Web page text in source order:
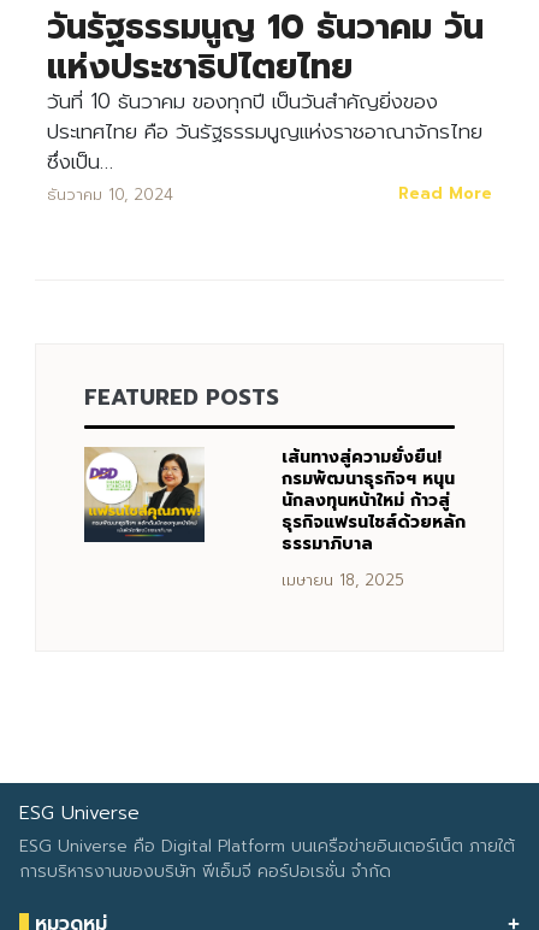
Search
Search
วันรัฐธรรมนูญ 10 ธันวาคม วัน
แห่งประชาธิปไตยไทย
วันที่ 10 ธันวาคม ของทุกปี เป็นวันสำคัญยิ่งของ
ประเทศไทย คือ วันรัฐธรรมนูญแห่งราชอาณาจักรไทย
ซึ่งเป็น…
ธันวาคม 10, 2024 Read More
FEATURED POSTS
เส้นทางสู่ความยั่งยืน!
กรมพัฒนาธุรกิจฯ หนุน
นักลงทุนหน้าใหม่ ก้าวสู่
ธุรกิจแฟรนไชส์ด้วยหลัก
ธรรมาภิบาล
เมษายน 18, 2025
ESG Universe
ESG Universe คือ Digital Platform บนเครือข่ายอินเตอร์เน็ต ภายใต้
การบริหารงานของบริษัท พีเอ็มจี คอร์ปอเรชั่น จำกัด